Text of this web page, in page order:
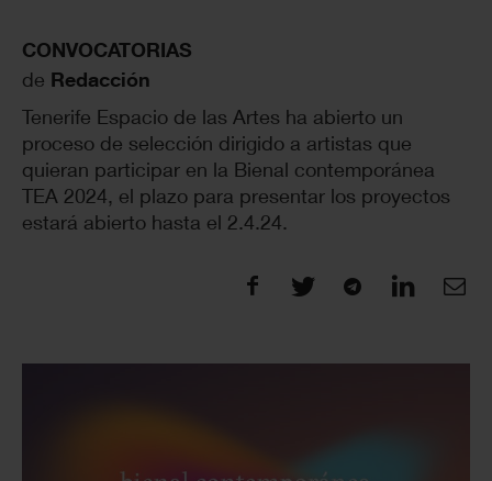
CONVOCATORIAS
de Redacción
Tenerife Espacio de las Artes ha abierto un
proceso de selección dirigido a artistas que
quieran participar en la Bienal contemporánea
TEA 2024, el plazo para presentar los proyectos
estará abierto hasta el 2.4.24.